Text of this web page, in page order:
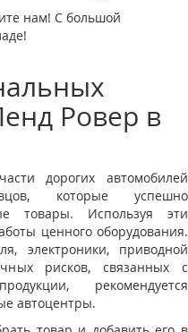
нам! С большой
Ровер в
дорогих автомобилей
которые успешно
товары. Используя эти
ценного оборудования.
электроники, приводной
рисков, связанных с
рекомендуется
автоцентры.